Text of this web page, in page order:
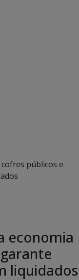
públicos e
economia
liquidados